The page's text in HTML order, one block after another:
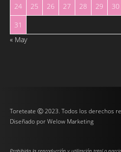
24
25 26 27 28 29
30
31
« May
Toreteate Ⓒ 2023. Todos los derechos
Diseñado porWelow Marketing
Prohibida la reproducción y utilización total o